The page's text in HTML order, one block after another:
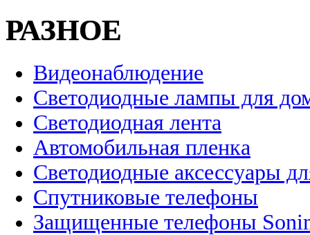
РАЗНОЕ
Видеонаблюдение
Светодиодные лампы для
Светодиодная лента
Автомобильная пленка
Светодиодные аксессуары
Спутниковые телефоны
Защищенные телефоны